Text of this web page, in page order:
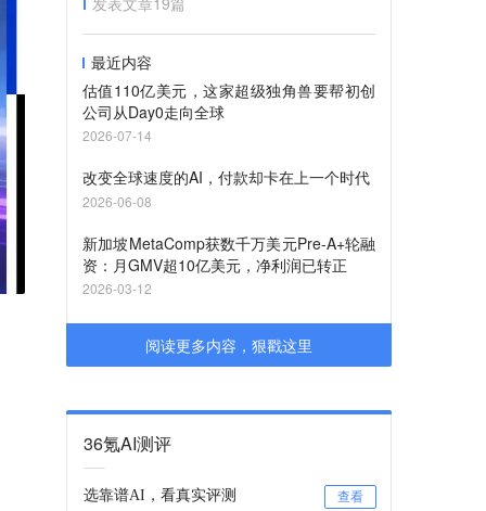
最近内容
估值110亿美元，这家超级独角兽要帮初创
公司从Day0走向全球
2026-07-14
改变全球速度的AI，付款却卡在上一个时代
2026-06-08
新加坡MetaComp获数千万美元Pre-A+轮融
资：月GMV超10亿美元，净利润已转正
2026-03-12
阅读更多内容，狠戳这里
36氪AI测评
选靠谱AI，看真实评测 查看